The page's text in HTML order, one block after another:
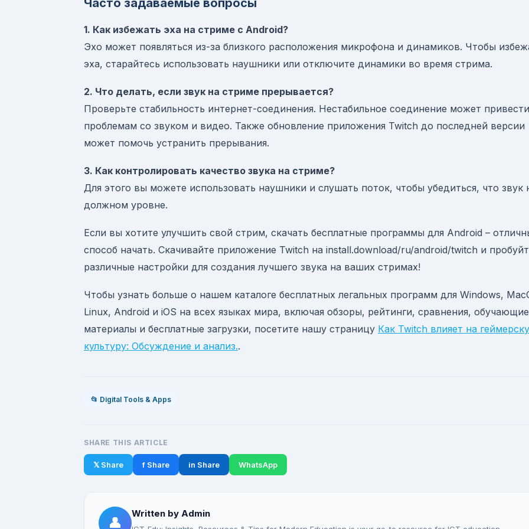
Часто задаваемые вопросы
1. Как избежать эха на стриме с Android?
Эхо может появляться из-за близкого расположения микрофона и динамиков. Чтобы
эха, старайтесь использовать наушники или отключите динамики во время стрима.
2. Что делать, если звук на стриме прерывается?
Проверьте стабильность интернет-соединения. Нестабильное соединение может
проблемам со звуком и видео. Также обновление приложения Twitch до последней версии
может помочь устранить прерывания.
3. Как контролировать качество звука на стриме?
Для этого вы можете использовать наушники и слушать поток, чтобы убедиться, что звук
должном уровне.
Если вы хотите улучшить свой стрим, скачать бесплатные программы для Android –
способ начать. Скачивайте приложение Twitch на install.download/ru/android/twitch и
различные настройки для создания лучшего звука на ваших стримах!
Чтобы узнать больше о нашем каталоге бесплатных легальных программ для Windows,
Linux, Android и iOS на всех языках мира, включая обзоры, рейтинги, сравнения, обучающие
материалы и бесплатные загрузки, посетите нашу страницу Как Twitch влияет на
культуру: Обсуждение и анализ..
📂 Digital Tools & Apps
SHARE THIS ARTICLE
𝕏 Share f Share in Share WhatsApp
👤
Written by Admin